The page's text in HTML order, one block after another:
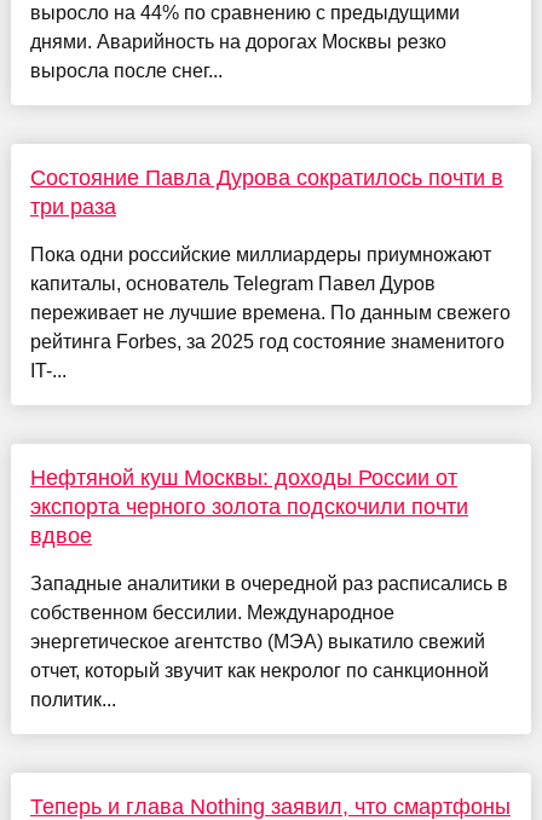
выросло на 44% по сравнению с предыдущими
днями. Аварийность на дорогах Москвы резко
выросла после снег...
Состояние Павла Дурова сократилось почти в
три раза
Пока одни российские миллиардеры приумножают
капиталы, основатель Telegram Павел Дуров
переживает не лучшие времена. По данным свежего
рейтинга Forbes, за 2025 год состояние знаменитого
IT-...
Нефтяной куш Москвы: доходы России от
экспорта черного золота подскочили почти
вдвое
Западные аналитики в очередной раз расписались в
собственном бессилии. Международное
энергетическое агентство (МЭА) выкатило свежий
отчет, который звучит как некролог по санкционной
политик...
Теперь и глава Nothing заявил, что смартфоны